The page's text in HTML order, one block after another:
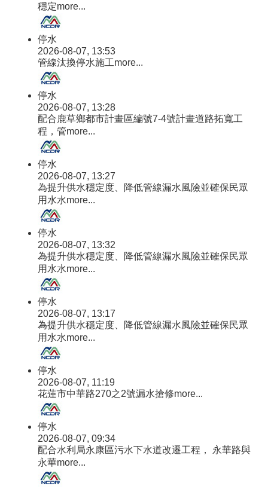
穩定more...
停水
2026-08-07, 13:53
管線汰換停水施工more...
停水
2026-08-07, 13:28
配合鹿草鄉都市計畫區編號7-4號計畫道路拓寬工
程，管more...
停水
2026-08-07, 13:27
為提升供水穩定度、降低管線漏水風險並確保民眾
用水水more...
停水
2026-08-07, 13:32
為提升供水穩定度、降低管線漏水風險並確保民眾
用水水more...
停水
2026-08-07, 13:17
為提升供水穩定度、降低管線漏水風險並確保民眾
用水水more...
停水
2026-08-07, 11:19
花蓮市中華路270之2號漏水搶修more...
停水
2026-08-07, 09:34
配合水利局永康區污水下水道改遷工程， 永華路與
永華more...